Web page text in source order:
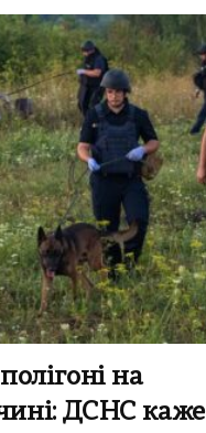
на
ДСНС каже